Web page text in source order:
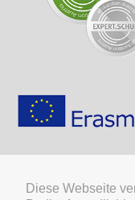
Diese Webseite